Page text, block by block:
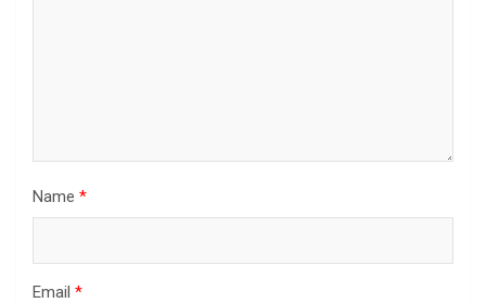
Name *
Email *